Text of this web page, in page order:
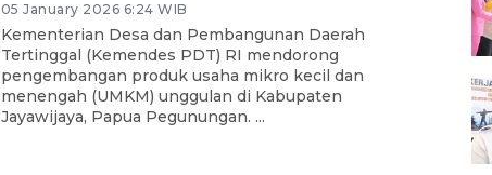
05 January 2026 6:24 WIB
Kementerian Desa dan Pembangunan Daerah
Tertinggal (Kemendes PDT) RI mendorong
pengembangan produk usaha mikro kecil dan
menengah (UMKM) unggulan di Kabupaten
Jayawijaya, Papua Pegunungan. ...